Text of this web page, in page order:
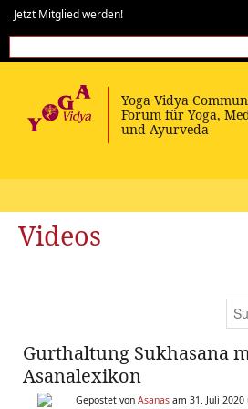
Jetzt Mitglied werden!
Videos
Gurthaltung Sukhasana
Asanalexikon
Gepostet von Asanas am 31. Juli 2020